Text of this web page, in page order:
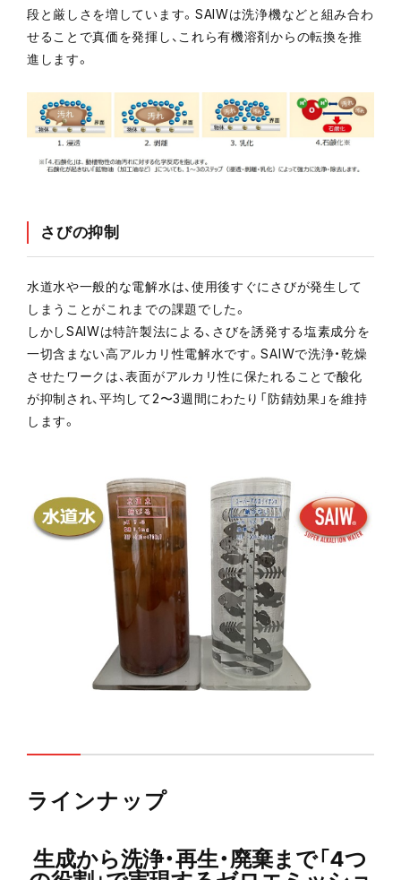
段と厳しさを増しています。SAIWは洗浄機などと組み合わ
せることで真価を発揮し、これら有機溶剤からの転換を推
進します。
さびの抑制
水道水や一般的な電解水は、使用後すぐにさびが発生して
しまうことがこれまでの課題でした。
しかしSAIWは特許製法による、さびを誘発する塩素成分を
一切含まない高アルカリ性電解水です。SAIWで洗浄・乾燥
させたワークは、表面がアルカリ性に保たれることで酸化
が抑制され、平均して2〜3週間にわたり「防錆効果」を維持
します。
ラインナップ
生成から洗浄・再生・廃棄まで「4つ